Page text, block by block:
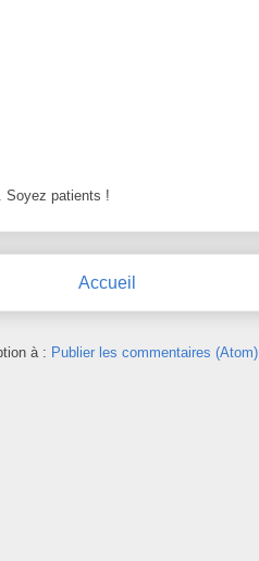
Soyez patients !
Accueil
à : Publier les commentaires (Atom)